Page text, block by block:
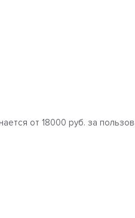
от 18000 руб. за